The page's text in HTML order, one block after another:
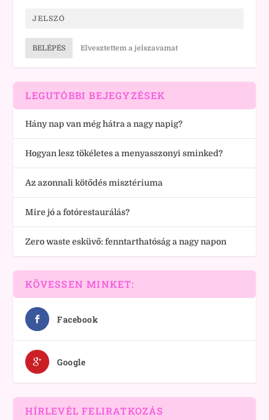
BELÉPÉS Elvesztettem a jelszavamat
LEGUTÓBBI BEJEGYZÉSEK
Hány nap van még hátra a nagy napig?
Hogyan lesz tökéletes a menyasszonyi sminked?
Az azonnali kötődés misztériuma
Mire jó a fotórestaurálás?
Zero waste esküvő: fenntarthatóság a nagy napon
KÖVESSEN MINKET:
Facebook
Google
HÍRLEVÉL FELIRATKOZÁS